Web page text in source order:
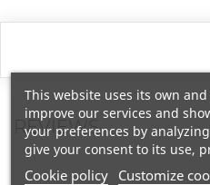
REVIEWS
This website uses its own
improve our services and
your preferences by
give your consent to its use,
Cookie policy Customize